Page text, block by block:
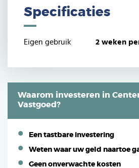
Specificaties
Eigen gebruik 2 weken
Waarom investeren in
Vastgoed?
Een tastbare investering
Weten waar uw geld naartoe
Geen onverwachte kosten